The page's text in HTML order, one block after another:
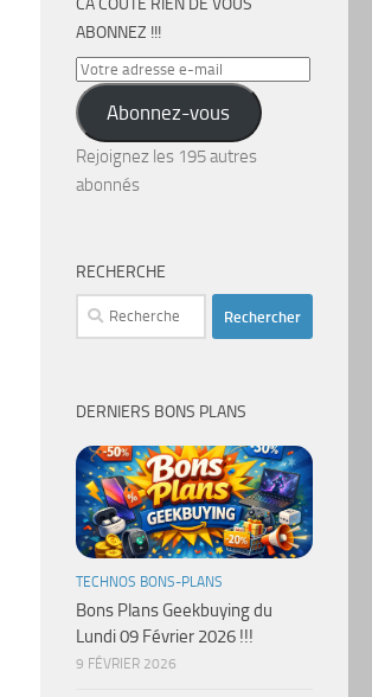
CA COÛTE RIEN DE VOUS
ABONNEZ !!!
Votre
adresse
e-
mail
Abonnez-vous
Rejoignez les 195 autres
abonnés
RECHERCHE
Rechercher :
DERNIERS BONS PLANS
TECHNOS BONS-PLANS
Bons Plans Geekbuying du
Lundi 09 Février 2026 !!!
9 FÉVRIER 2026